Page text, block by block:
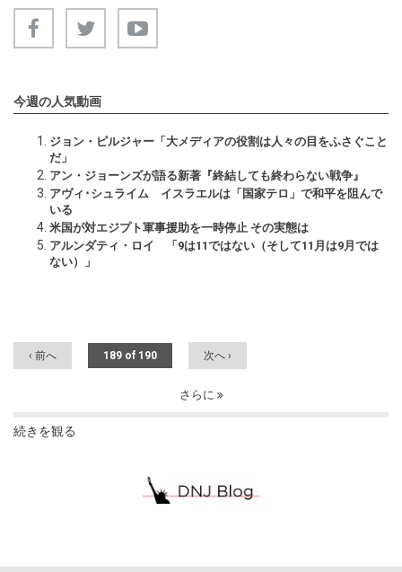
今週の人気動画
ジョン・ピルジャー「大メディアの役割は人々の目をふさぐこと
だ」
アン・ジョーンズが語る新著『終結しても終わらない戦争』
アヴィ･シュライム イスラエルは「国家テロ」で和平を阻んで
いる
米国が対エジプト軍事援助を一時停止 その実態は
アルンダティ・ロイ 「9は11ではない（そして11月は9月では
ない）」
‹ 前へ 189 of 190 次へ ›
さらに
続きを観る